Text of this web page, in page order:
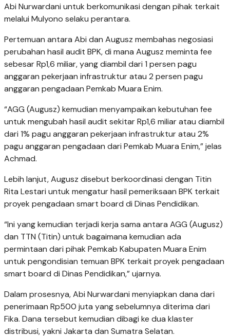
Abi Nurwardani untuk berkomunikasi dengan pihak terkait
melalui Mulyono selaku perantara.
Pertemuan antara Abi dan Augusz membahas negosiasi
perubahan hasil audit BPK, di mana Augusz meminta fee
sebesar Rp1,6 miliar, yang diambil dari 1 persen pagu
anggaran pekerjaan infrastruktur atau 2 persen pagu
anggaran pengadaan Pemkab Muara Enim.
“AGG (Augusz) kemudian menyampaikan kebutuhan fee
untuk mengubah hasil audit sekitar Rp1,6 miliar atau diambil
dari 1% pagu anggaran pekerjaan infrastruktur atau 2%
pagu anggaran pengadaan dari Pemkab Muara Enim,” jelas
Achmad.
Lebih lanjut, Augusz disebut berkoordinasi dengan Titin
Rita Lestari untuk mengatur hasil pemeriksaan BPK terkait
proyek pengadaan smart board di Dinas Pendidikan.
“Ini yang kemudian terjadi kerja sama antara AGG (Augusz)
dan TTN (Titin) untuk bagaimana kemudian ada
permintaan dari pihak Pemkab Kabupaten Muara Enim
untuk pengondisian temuan BPK terkait proyek pengadaan
smart board di Dinas Pendidikan,” ujarnya.
Dalam prosesnya, Abi Nurwardani menyiapkan dana dari
penerimaan Rp500 juta yang sebelumnya diterima dari
Fika. Dana tersebut kemudian dibagi ke dua klaster
distribusi, yakni Jakarta dan Sumatra Selatan.